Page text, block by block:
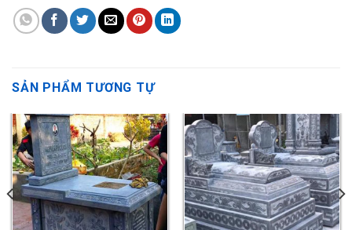
SẢN PHẨM TƯƠNG TỰ